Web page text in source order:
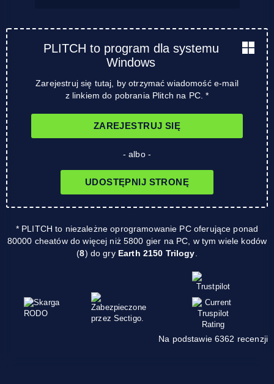
PLITCH to program dla systemu
Windows
Zarejestruj się tutaj, by otrzymać wiadomość e-mail
z linkiem do pobrania Plitch na PC. *
ZAREJESTRUJ SIĘ
- albo -
UDOSTĘPNIJ STRONĘ
* PLITCH to niezależne oprogramowanie PC oferujące ponad
80000 cheatów do więcej niż 5800 gier na PC, w tym wiele kodów
(8) do gry Earth 2150 Trilogy
Na podstawie 6362 recenzji